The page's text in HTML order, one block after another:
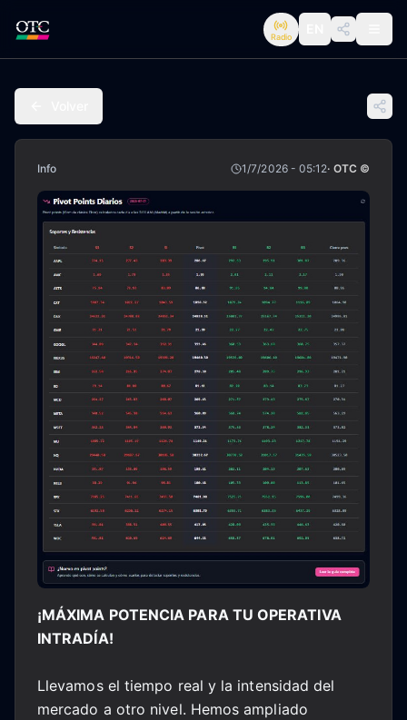
Radio
Info 1/7/2026 - 05:12· OTC ©
¡MÁXIMA POTENCIA PARA TU OPERATIVA
INTRADÍA!
Llevamos el tiempo real y la intensidad del
mercado a otro nivel. Hemos ampliado